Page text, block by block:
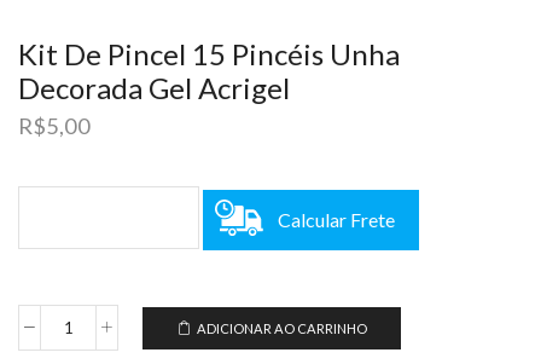
Kit De Pincel 15 Pincéis Unha
Decorada Gel Acrigel
R$5,00
Calcular Frete
Kit
ADICIONAR AO CARRINHO